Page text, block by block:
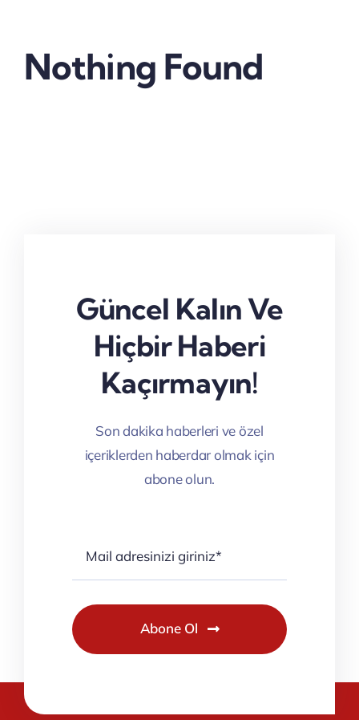
Nothing Found
Güncel Kalın Ve
Hiçbir Haberi
Kaçırmayın!
Son dakika haberleri ve özel
içeriklerden haberdar olmak için
abone olun.
Abone Ol